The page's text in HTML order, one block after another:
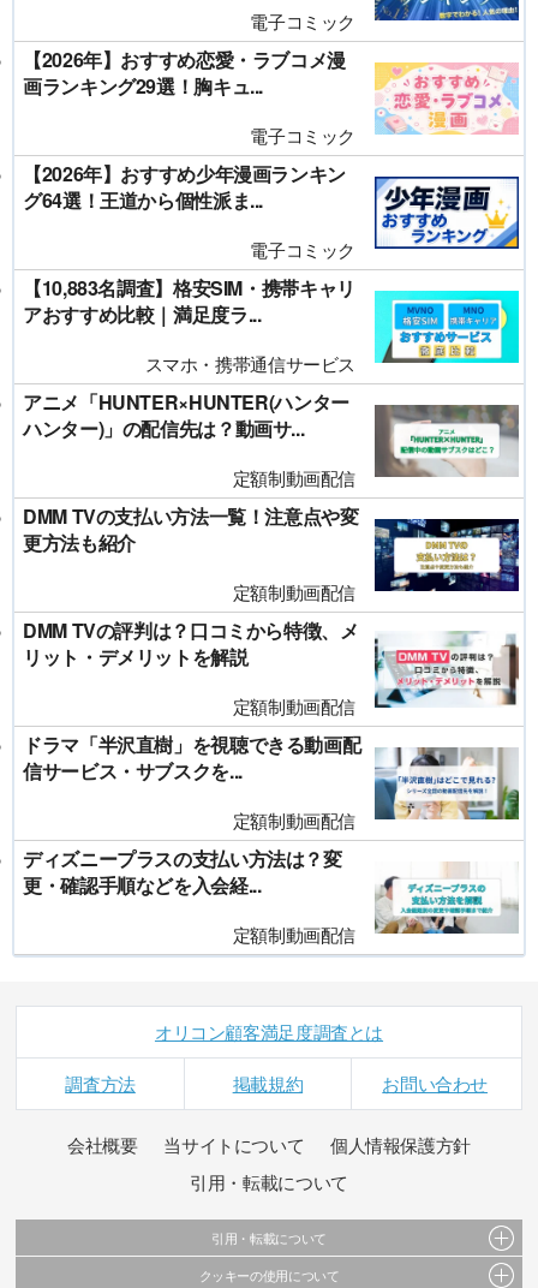
電子コミック
【2026年】おすすめ恋愛・ラブコメ漫
画ランキング29選！胸キュ...
電子コミック
【2026年】おすすめ少年漫画ランキン
グ64選！王道から個性派ま...
電子コミック
【10,883名調査】格安SIM・携帯キャリ
アおすすめ比較｜満足度ラ...
スマホ・携帯通信サービス
アニメ「HUNTER×HUNTER(ハンター
ハンター)」の配信先は？動画サ...
定額制動画配信
DMM TVの支払い方法一覧！注意点や変
更方法も紹介
定額制動画配信
DMM TVの評判は？口コミから特徴、メ
リット・デメリットを解説
定額制動画配信
ドラマ「半沢直樹」を視聴できる動画配
信サービス・サブスクを...
定額制動画配信
ディズニープラスの支払い方法は？変
更・確認手順などを入会経...
定額制動画配信
オリコン顧客満足度調査とは
調査方法 掲載規約 お問い合わせ
会社概要 当サイトについて
個人情報保護方針
引用・転載について
引用・転載について
当サイトで公開されている情報（文字、写真、イラスト、画像データ等）及びこれらの配
クッキーの使用について